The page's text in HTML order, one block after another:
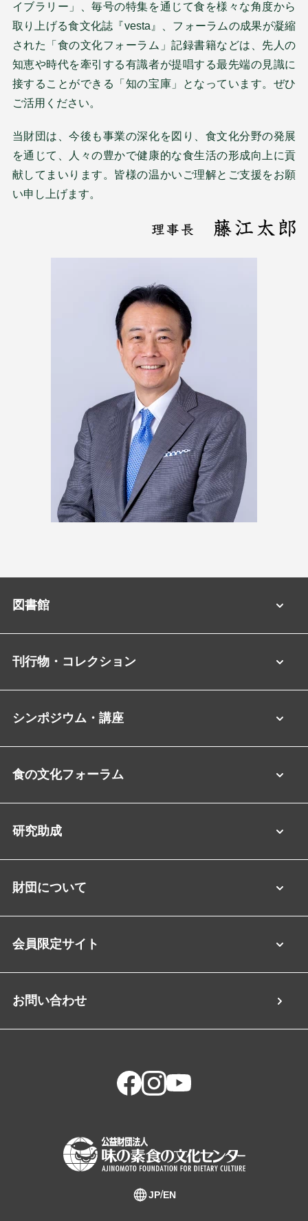
イブラリー」、毎号の特集を通じて食を様々な角度から
取り上げる食文化誌『vesta』、フォーラムの成果が凝縮
された「食の文化フォーラム」記録書籍などは、先人の
知恵や時代を牽引する有識者が提唱する最先端の見識に
接することができる「知の宝庫」となっています。ぜひ
ご活用ください。
当財団は、今後も事業の深化を図り、食文化分野の発展
を通じて、人々の豊かで健康的な食生活の形成向上に貢
献してまいります。皆様の温かいご理解とご支援をお願
い申し上げます。
図書館
刊行物・コレクション
シンポジウム・講座
食の文化フォーラム
研究助成
財団について
会員限定サイト
お問い合わせ
JP EN